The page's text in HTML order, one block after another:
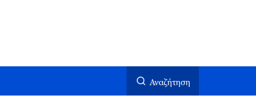
Αναζήτηση